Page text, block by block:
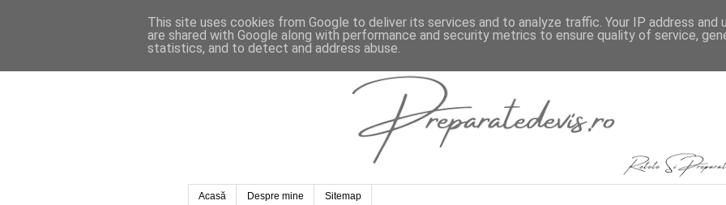
Acasă Despre mine Sitemap
This site uses cookies from Google to deliver its services and to analyze traffic. Your IP address and
are shared with Google along with performance and security metrics to ensure quality of service,
statistics, and to detect and address abuse.